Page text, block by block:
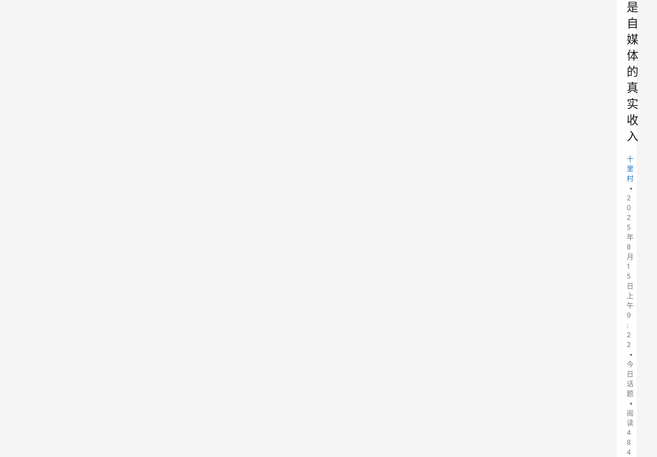
是
自
媒
体
的
真
实
收
入
十
里
村
•
2
0
2
5
年
8
月
1
5
日
上
午
9
:
2
2
•
今
日
话
题
•
阅
读
4
8
4